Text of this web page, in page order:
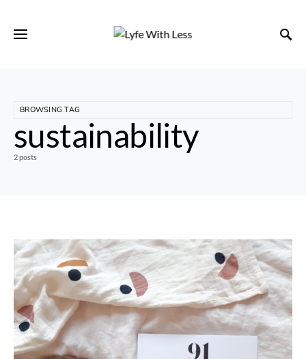
BROWSING TAG
sustainability
2 posts